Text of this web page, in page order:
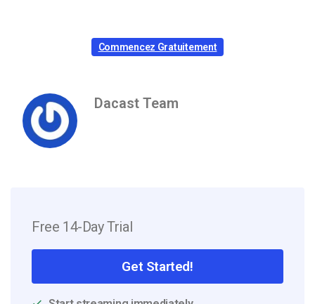
Commencez Gratuitement
Dacast Team
Free 14-Day Trial
Get Started!